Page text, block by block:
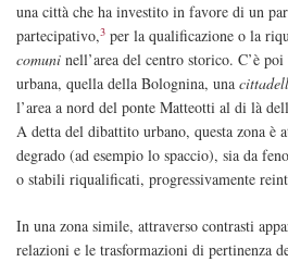
una città che ha investito in favore di un
partecipativo,3 per la qualificazione o la
comuni nell’area del centro storico. C’è poi
urbana, quella della Bolognina, una
l’area a nord del ponte Matteotti al di là
A detta del dibattito urbano, questa zona è
degrado (ad esempio lo spaccio), sia da
o stabili riqualificati, progressivamente
In una zona simile, attraverso contrasti
relazioni e le trasformazioni di pertinenza